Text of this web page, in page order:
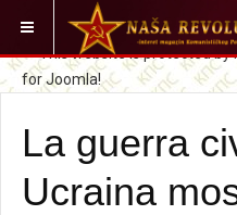
VI STE OVDE: CRVENA LINIJA
La guerra
Ucraina